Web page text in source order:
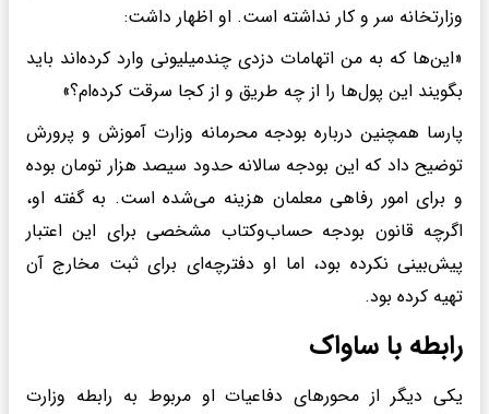
وزارتخانه سر و کار نداشته است. او اظهار داشت:
«این‌ها که به من اتهامات دزدی چندمیلیونی وارد کرده‌اند باید
بگویند این پول‌ها را از چه طریق و از کجا سرقت کرده‌ام؟»
پارسا همچنین درباره بودجه محرمانه وزارت آموزش و پرورش
توضیح داد که این بودجه سالانه حدود سیصد هزار تومان بوده
و برای امور رفاهی معلمان هزینه می‌شده است. به گفته او،
اگرچه قانون بودجه حساب‌وکتاب مشخصی برای این اعتبار
پیش‌بینی نکرده بود، اما او دفترچه‌ای برای ثبت مخارج آن
تهیه کرده بود.
رابطه با ساواک
یکی دیگر از محورهای دفاعیات او مربوط به رابطه وزارت